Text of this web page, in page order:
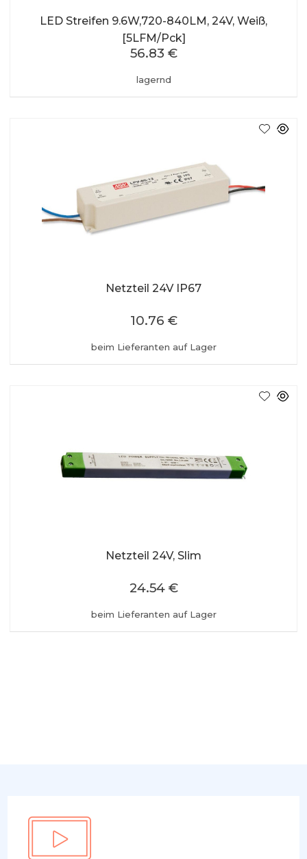
LED Streifen 9.6W,720-840LM, 24V, Weiß,
[5LFM/Pck]
lagernd
56.83 €
Netzteil 24V IP67
beim Lieferanten auf Lager
10.76 €
Netzteil 24V, Slim
beim Lieferanten auf Lager
24.54 €